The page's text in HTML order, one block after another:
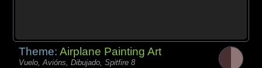
Theme:Airplane Painting Art
Vuelo, Avións, Dibujado, Spitfire 8